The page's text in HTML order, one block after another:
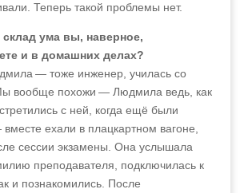
Теперь такой проблемы нет.
склад ума вы, наверное,
и в домашних делах?
— тоже инженер, училась со
вообще похожи — Людмила ведь, как
с ней, когда ещё были
ехали в плацкартном вагоне,
сессии экзамены. Она услышала
преподавателя, подключилась к
и познакомились. После